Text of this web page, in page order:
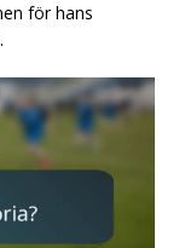
för hans